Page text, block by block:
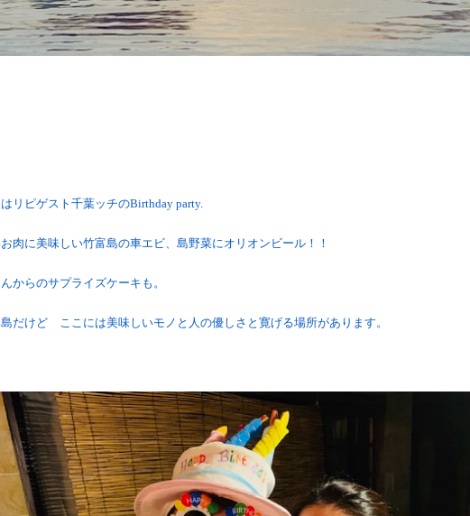
リピゲスト千葉ッチのBirthday party.
肉に美味しい竹富島の車エビ、島野菜にオリオンビール！！
からのサプライズケーキも。
だけど ここには美味しいモノと人の優しさと寛げる場所があります。